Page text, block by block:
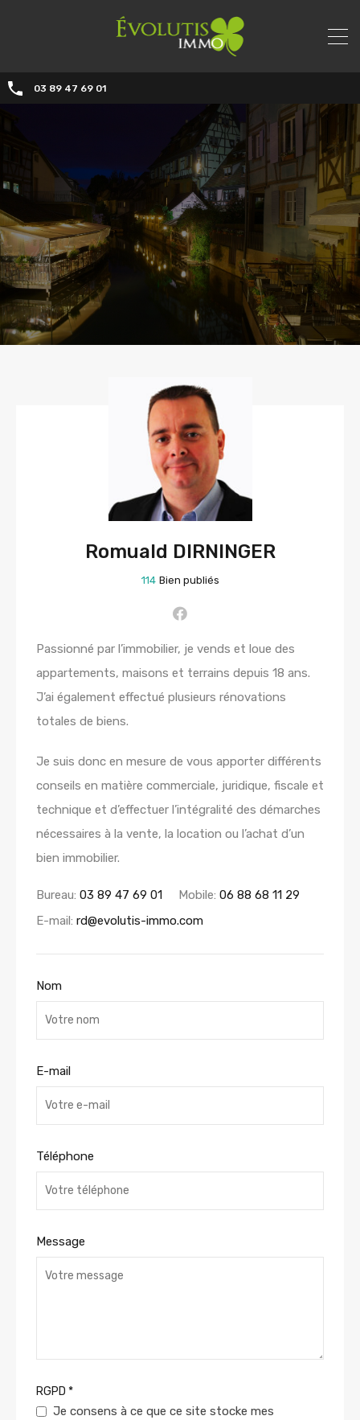
03 89 47 69 01
Romuald DIRNINGER
114 Bien publiés
Passionné par l’immobilier, je vends et loue des
appartements, maisons et terrains depuis 18 ans.
J’ai également effectué plusieurs rénovations
totales de biens.
Je suis donc en mesure de vous apporter différents
conseils en matière commerciale, juridique, fiscale et
technique et d’effectuer l’intégralité des démarches
nécessaires à la vente, la location ou l’achat d’un
bien immobilier.
Bureau: 03 89 47 69 01 Mobile: 06 88 68 11 29
E-mail: rd@evolutis-immo.com
Nom
E-mail
Téléphone
Message
RGPD *
Je consens à ce que ce site stocke mes